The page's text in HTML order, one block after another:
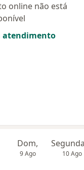
online não está
atendimento
Dom,
9 Ago 10 Ago